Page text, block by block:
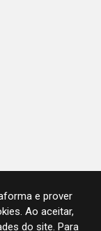
e prover
Ao aceitar,
do site. Para